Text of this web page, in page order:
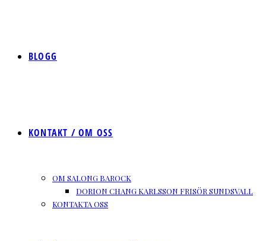
BLOGG
KONTAKT / OM OSS
OM SALONG BAROCK
DORION CHANG KARLSSON FRISÖR SUNDSVALL
KONTAKTA OSS